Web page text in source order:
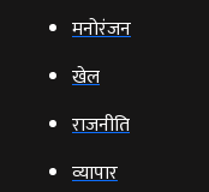
मनोरंजन
खेल
राजनीति
व्‍यापार